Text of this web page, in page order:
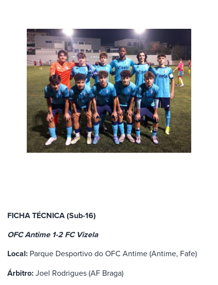
FICHA TÉCNICA (Sub-16)
OFC Antime 1-2 FC Vizela
Local: Parque Desportivo do OFC Antime (Antime, Fafe)
Árbitro:Joel Rodrigues (AF Braga)